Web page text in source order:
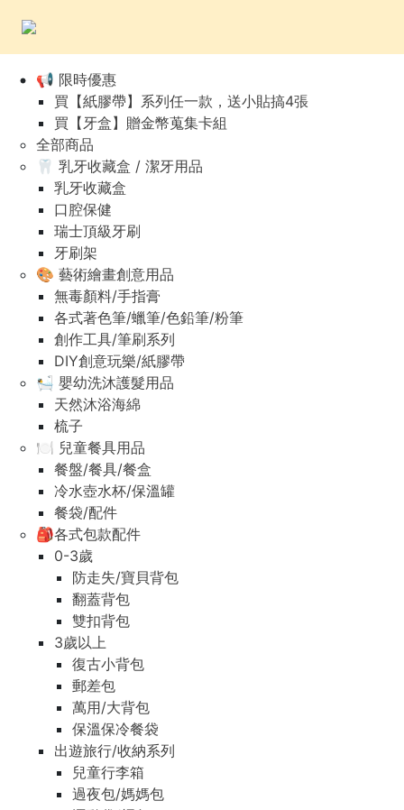
📢 限時優惠
買【紙膠帶】系列任一款，送小貼搞4張
買【牙盒】贈金幣蒐集卡組
全部商品
🦷 乳牙收藏盒 / 潔牙用品
乳牙收藏盒
口腔保健
瑞士頂級牙刷
牙刷架
🎨 藝術繪畫創意用品
無毒顏料/手指膏
各式著色筆/蠟筆/色鉛筆/粉筆
創作工具/筆刷系列
DIY創意玩樂/紙膠帶
🛀 嬰幼洗沐護髮用品
天然沐浴海綿
梳子
🍽️ 兒童餐具用品
餐盤/餐具/餐盒
冷水壺水杯/保溫罐
餐袋/配件
🎒各式包款配件
0-3歲
防走失/寶貝背包
翻蓋背包
雙扣背包
3歲以上
復古小背包
郵差包
萬用/大背包
保溫保冷餐袋
出遊旅行/收納系列
兒童行李箱
過夜包/媽媽包